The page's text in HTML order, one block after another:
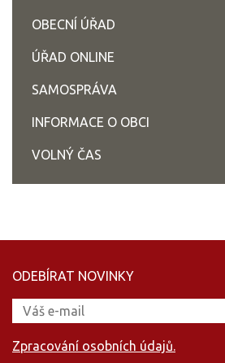
OBECNÍ ÚŘAD
ÚŘAD ONLINE
SAMOSPRÁVA
INFORMACE O OBCI
VOLNÝ ČAS
ODEBÍRAT NOVINKY
Zpracování osobních údajů.